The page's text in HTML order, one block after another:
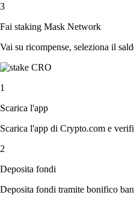
3
Fai staking Mask Network
Vai su ricompense, seleziona il
1
Scarica l'app
Scarica l'app di Crypto.com e
2
Deposita fondi
Deposita fondi tramite bonifico